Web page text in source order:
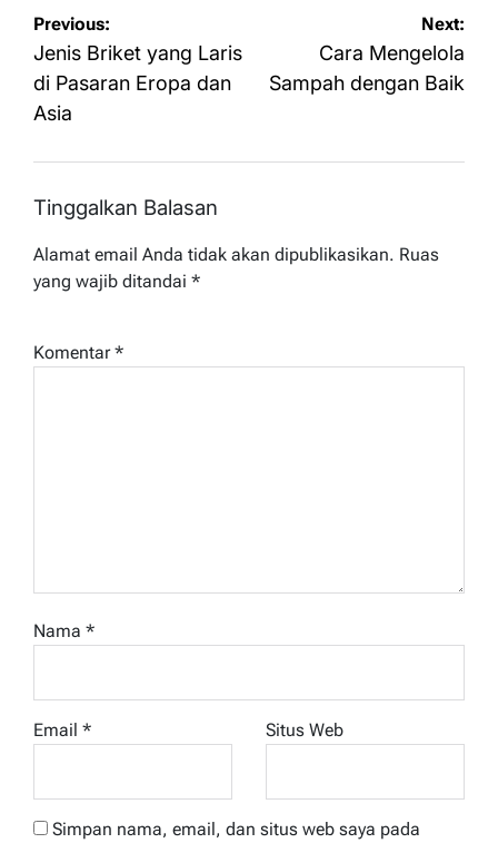
Navigasi
pos
Previous:
Jenis Briket yang Laris
di Pasaran Eropa dan
Asia
Next:
Cara Mengelola
Sampah dengan Baik
Tinggalkan Balasan
Alamat email Anda tidak akan dipublikasikan. Ruas
yang wajib ditandai *
Komentar*
Nama *
Email * Situs Web
Simpan nama, email, dan situs web saya pada